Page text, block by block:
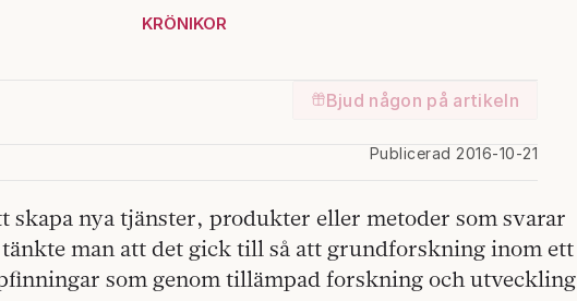
KRÖNIKOR
Bjud någon på artikeln
Publicerad 2016-10-21
skapa nya tjänster, produkter eller metoder som svarar
man att det gick till så att grundforskning inom ett
som genom tillämpad forskning och utveckling